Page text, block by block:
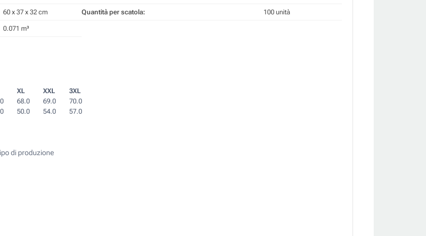
60 x 37 x 32 cm
0.071 m³
Quantità per scatola: 100 unità
XL XXL
3XL
68.0 69.0
70.0
50.0 54.0 57.0
di produzione